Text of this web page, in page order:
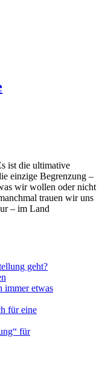
ist die ultimative
einzige Begrenzung –
wir wollen oder nicht
trauen wir uns
– im Land
geht?
immer etwas
für eine
für